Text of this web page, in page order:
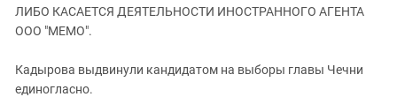
Российская Федерация
Ростовская область
СКФО
ЛИБО КАСАЕТСЯ ДЕЯТЕЛЬНОСТИ ИНОСТРАННОГО АГЕНТА
ООО "МЕМО".
Кадырова выдвинули кандидатом на выборы главы Чечни
единогласно.